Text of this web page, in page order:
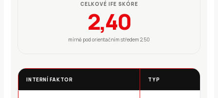
CELKOVÉ IFE SKÓRE
2,40
mírně pod orientačním středem 2,50
INTERNÍ FAKTOR TYP